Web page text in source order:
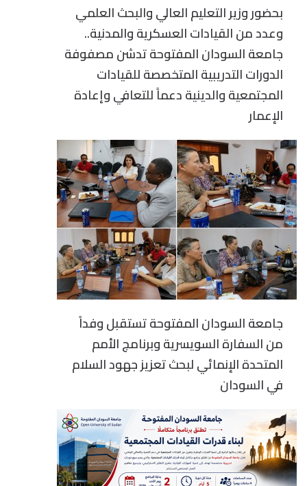
بحضور وزير التعليم العالي والبحث العلمي
وعدد من القيادات العسكرية والمدنية..
جامعة السودان المفتوحة تدشن مصفوفة
الدورات التدريبية المتخصصة للقيادات
المجتمعية والدينية دعماً للتعافي وإعادة
الإعمار
جامعة السودان المفتوحة تستقبل وفداً
من السفارة السويسرية وبرنامج الأمم
المتحدة الإنمائي لبحث تعزيز جهود السلام
في السودان